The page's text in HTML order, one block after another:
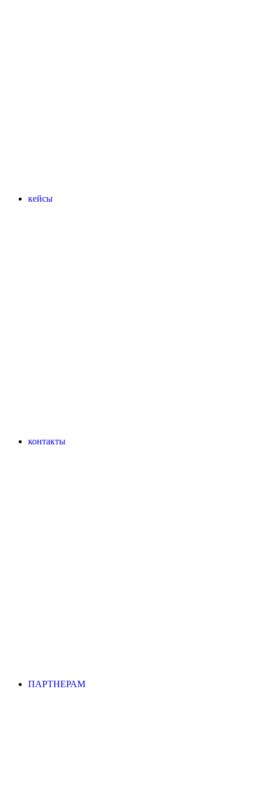
кейсы
контакты
ПАРТНЕРАМ